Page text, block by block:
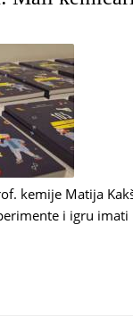
kemije Matija
i igru